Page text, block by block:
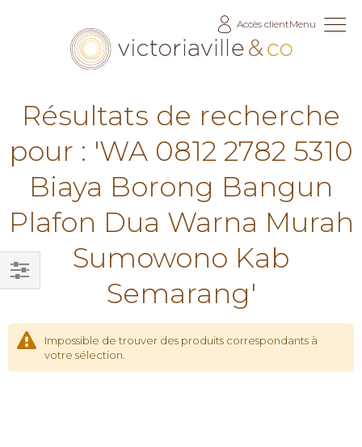
Accès clientMenu
Résultats de recherche
pour : 'WA 0812 2782 5310
Biaya Borong Bangun
Plafon Dua Warna Murah
Sumowono Kab
Semarang'
Impossible de trouver des produits correspondants à
votre sélection.
Filtrer